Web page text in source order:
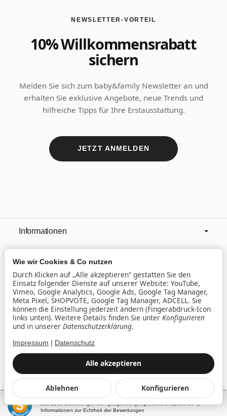
NEWSLETTER-VORTEIL
10% Willkommensrabatt
sichern
Melden Sie sich zum baby&family Newsletter an und
erhalten Sie exklusive Angebote, neue Trends und
hilfreiche Tipps für Ihre Erstausstattung.
JETZT ANMELDEN
Informationen
Mehr über
Filialen
Lieferservice
Vertrag widerrufen
Alle Preise inkl. gesetzlicher USt., zzgl.Versand
© baby&family Welt der Spielwaren UG & Co. KG, Am
Westpark 3, 85057 Ingolstadt
Alle akzeptieren
Ablehnen Konfigurieren
Wie wir Cookies & Co nutzen
Durch Klicken auf „Alle akzeptieren“ gestatten Sie den
Einsatz folgender Dienste auf unserer Website: YouTube,
Vimeo, Google Analytics, Google Ads, Google Tag Manager,
Meta Pixel, SHOPVOTE, Google Tag Manager, ADCELL. Sie
können die Einstellung jederzeit ändern (Fingerabdruck-Icon
links unten). Weitere Details finden Sie unter Konfigurieren
und in unserer Datenschutzerklärung.
Impressum Datenschutz
SEHR GUT (4.94 / 5)
aus2108Bewertungen bei: google.de, google.com, shopvote.de ⓘ
Informationen zur Echtheit der Bewertungen